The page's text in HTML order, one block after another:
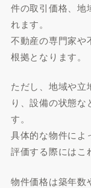
件の取引価格、地
れます。
不動産の専門家や
根拠となります。
ただし、地域や立
り、設備の状態
す。
具体的な物件によ
評価する際にはこ
物件価格は築年数